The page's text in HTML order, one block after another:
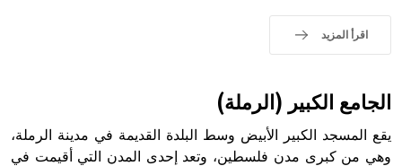
حيث تقتصر القيمة الصوتية للعلامة الك
اقرأ المزيد
الجامع الكبير (الرملة)
يقع المسجد الكبير الأبيض وسط البلدة القديمة في مدينة الرملة،
وهي من كبرى مدن فلسطين، وتعد إحدى المدن التي أقيمت في